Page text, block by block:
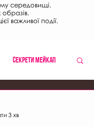
середовищі.
важливої події.
Секрети мейкап
3 хв